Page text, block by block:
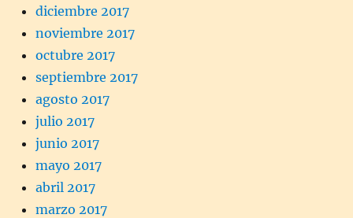
diciembre 2017
noviembre 2017
octubre 2017
septiembre 2017
agosto 2017
julio 2017
junio 2017
mayo 2017
abril 2017
marzo 2017